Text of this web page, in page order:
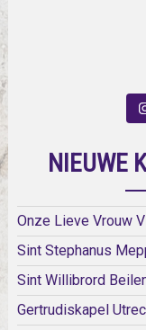
NIEUWE
Onze Lieve Vrouw
Sint Stephanus
Sint Willibrord
Gertrudiskapel